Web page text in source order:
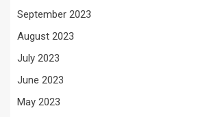
September 2023
August 2023
July 2023
June 2023
May 2023